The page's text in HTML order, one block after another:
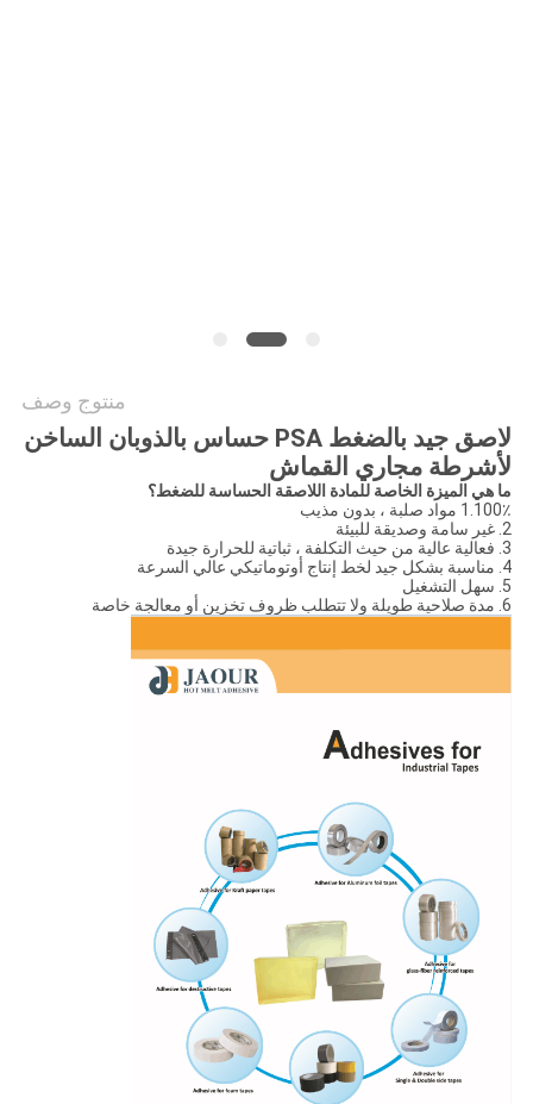
منتوج وصف
لاصق جيد بالضغط PSA حساس بالذوبان الساخن
لأشرطة مجاري القماش
ما هي الميزة الخاصة للمادة اللاصقة الحساسة للضغط؟
1.100٪ مواد صلبة ، بدون مذيب
2. غير سامة وصديقة للبيئة
3. فعالية عالية من حيث التكلفة ، ثباتية للحرارة جيدة
4. مناسبة بشكل جيد لخط إنتاج أوتوماتيكي عالي السرعة
5. سهل التشغيل
6. مدة صلاحية طويلة ولا تتطلب ظروف تخزين أو معالجة خاصة